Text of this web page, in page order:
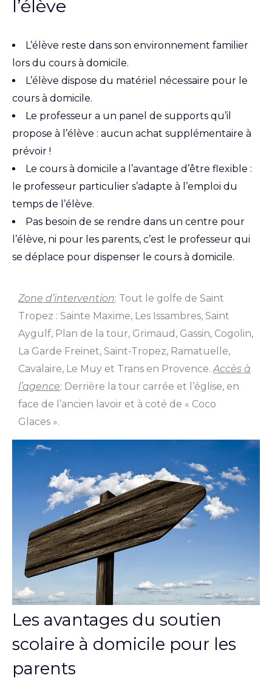
l’élève
L’élève reste dans son environnement familier
lors du cours à domicile.
L’élève dispose du matériel nécessaire pour le
cours à domicile.
Le professeur a un panel de supports qu’il
propose à l’élève : aucun achat supplémentaire à
prévoir !
Le cours à domicile a l’avantage d’être flexible :
le professeur particulier s’adapte à l’emploi du
temps de l’élève.
Pas besoin de se rendre dans un centre pour
l’élève, ni pour les parents, c’est le professeur qui
se déplace pour dispenser le cours à domicile.
Zone d’intervention: Tout le golfe de Saint
Tropez : Sainte Maxime, Les Issambres, Saint
Aygulf, Plan de la tour, Grimaud, Gassin, Cogolin,
La Garde Freinet, Saint-Tropez, Ramatuelle,
Cavalaire, Le Muy et Trans en Provence. Accès à
l’agence: Derrière la tour carrée et l’église, en
face de l’ancien lavoir et à coté de « Coco
Glaces ».
Les avantages du soutien
scolaire à domicile pour les
parents